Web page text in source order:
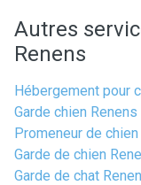
Autres
Renens
Hébergement pour
Garde chien Renens
Promeneur de
Garde de chien
Garde de chat